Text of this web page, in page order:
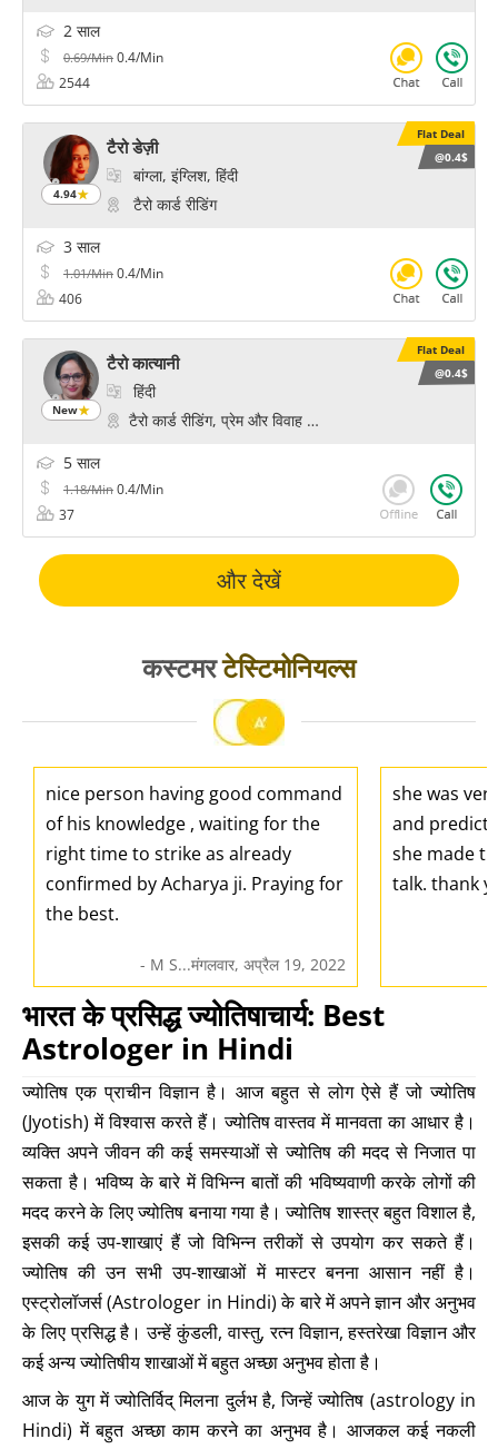
2 साल
0.69/Min 0.4/Min
2544
Flat Deal
@0.4$
4.94
टैरो डेज़ी
बांग्ला, इंग्लिश, हिंदी
टैरो कार्ड रीडिंग
3 साल
1.01/Min 0.4/Min
406
Flat Deal
@0.4$
New
टैरो कात्यानी
हिंदी
टैरो कार्ड रीडिंग, प्रेम और विवाह के मंत्र
5 साल
1.18/Min 0.4/Min
37
और देखें
कस्टमरटेस्टिमोनियल्स
nice person having good command
of his knowledge , waiting for the
right time to strike as already
confirmed by Acharya ji. Praying for
the best.
- M S...मंगलवार, अप्रैल 19, 2022
she was
and
she made
talk. thank
भारत के प्रसिद्ध ज्योतिषाचार्य: Best
Astrologer in Hindi
ज्योतिष एक प्राचीन विज्ञान है। आज बहुत से लोग ऐसे हैं जो ज्योतिष
(Jyotish) में विश्वास करते हैं। ज्योतिष वास्तव में मानवता का आधार है।
व्यक्ति अपने जीवन की कई समस्याओं से ज्योतिष की मदद से निजात पा
सकता है। भविष्य के बारे में विभिन्न बातों की भविष्यवाणी करके लोगों की
मदद करने के लिए ज्योतिष बनाया गया है। ज्योतिष शास्त्र बहुत विशाल है,
इसकी कई उप-शाखाएं हैं जो विभिन्न तरीकों से उपयोग कर सकते हैं।
ज्योतिष की उन सभी उप-शाखाओं में मास्टर बनना आसान नहीं है।
एस्ट्रोलॉजर्स (Astrologer in Hindi) के बारे में अपने ज्ञान और अनुभव
के लिए प्रसिद्ध है। उन्हें कुंडली, वास्तु, रत्न विज्ञान, हस्तरेखा विज्ञान और
कई अन्य ज्योतिषीय शाखाओं में बहुत अच्छा अनुभव होता है।
आज के युग में ज्योतिर्विद् मिलना दुर्लभ है, जिन्हें ज्योतिष (astrology in
Hindi) में बहुत अच्छा काम करने का अनुभव है। आजकल कई नकली